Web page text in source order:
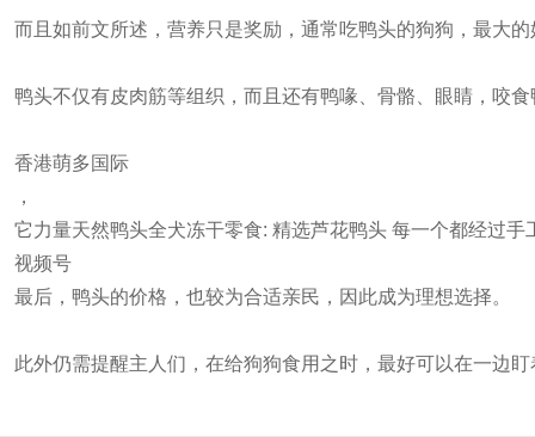
而且如前文所述，营养只是奖励，通常吃鸭头的狗狗，最大
鸭头不仅有皮肉筋等组织，而且还有鸭喙、骨骼、眼睛，咬
香港萌多国际
，
它力量天然鸭头全犬冻干零食: 精选芦花鸭头 每一个都经过
视频号
最后，鸭头的价格，也较为合适亲民，因此成为理想选择。
此外仍需提醒主人们，在给狗狗食用之时，最好可以在一边